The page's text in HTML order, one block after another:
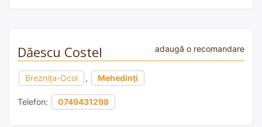
Dăescu Costel adaugă o recomandare
Breznița-Ocol , Mehedinți
Telefon: 0749431298